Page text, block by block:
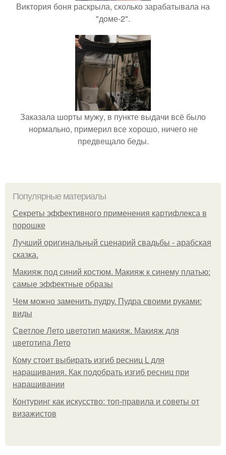
Виктория боня раскрыла, сколько зарабатывала на
"доме-2".
Заказала шорты мужу, в пункте выдачи всё было
нормально, примерил все хорошо, ничего не
предвещало беды.
Популярные материалы
Секреты эффективного применения картифлекса в
порошке
Лучший оригинальный сценарий свадьбы - арабская
сказка.
Макияж под синий костюм. Макияж к синему платью:
самые эффектные образы
Чем можно заменить пудру. Пудра своими руками:
виды
Светлое Лето цветотип макияж. Макияж для
цветотипа Лето
Кому стоит выбирать изгиб ресниц L для
наращивания. Как подобрать изгиб ресниц при
наращивании
Контуринг как искусство: топ-правила и советы от
визажистов